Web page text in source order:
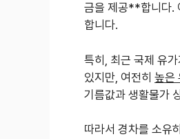
금을 제공**합니다.
합니다.
특히, 최근 국제 유
있지만, 여전히 높은
기름값과 생활물가
따라서 경차를 소유